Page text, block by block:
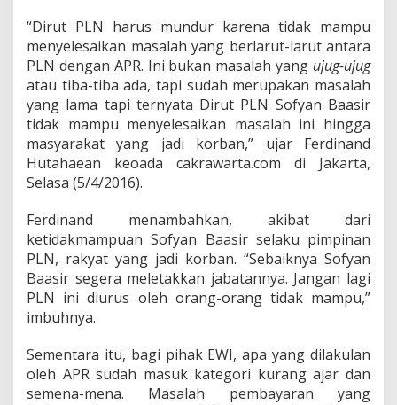
r
t
a
n
g
g
u
n
g
w
b
“Dirut PLN harus mundur karena tidak mampu
menyelesaikan masalah yang berlarut-larut antara
PLN dengan APR. Ini bukan masalah yang ujug-ujug
atau tiba-tiba ada, tapi sudah merupakan masalah
yang lama tapi ternyata Dirut PLN Sofyan Baasir
tidak mampu menyelesaikan masalah ini hingga
masyarakat yang jadi korban,” ujar Ferdinand
Hutahaean keoada cakrawarta.com di Jakarta,
Selasa (5/4/2016).
Ferdinand menambahkan, akibat dari
ketidakmampuan Sofyan Baasir selaku pimpinan
PLN, rakyat yang jadi korban. “Sebaiknya Sofyan
Baasir segera meletakkan jabatannya. Jangan lagi
PLN ini diurus oleh orang-orang tidak mampu,”
imbuhnya.
Sementara itu, bagi pihak EWI, apa yang dilakulan
oleh APR sudah masuk kategori kurang ajar dan
semena-mena. Masalah pembayaran yang